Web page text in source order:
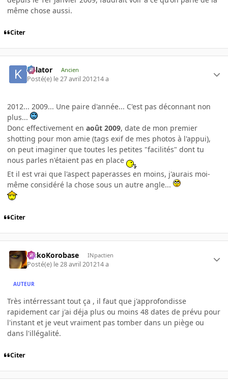
même chose aussi.
Citer
Killator Ancien
Posté(e) le 27 avril 201214 a
2012... 2009... Une paire d'année... C'est pas déconnant non
plus...
Donc effectivement en août 2009, date de mon premier
shotting pour mon amie (tags exif de mes photos à l'appui),
on peut imaginer que toutes les petites "facilités" dont tu
nous parles n'étaient pas en place
Et il est vrai que l'aspect paperasses en moins, j'aurais moi-
même considéré la chose sous un autre angle...
Citer
SiskoKorobase INpactien
Posté(e) le 28 avril 201214 a
AUTEUR
Très intérressant tout ça , il faut que j'approfondisse
rapidement car j'ai déja plus ou moins 48 dates de prévu pour
l'instant et je veut vraiment pas tomber dans un piège ou
dans l'illégalité.
Citer